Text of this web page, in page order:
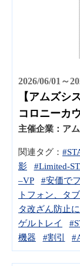
2026/06/01～
【アムズシ
コロニーカ
主催企業： ア
関連タグ：
影
#Limited-
–VP
#安価で
トフォン、タ
タ改ざん防止
ゲルトレイ
機器
#割引